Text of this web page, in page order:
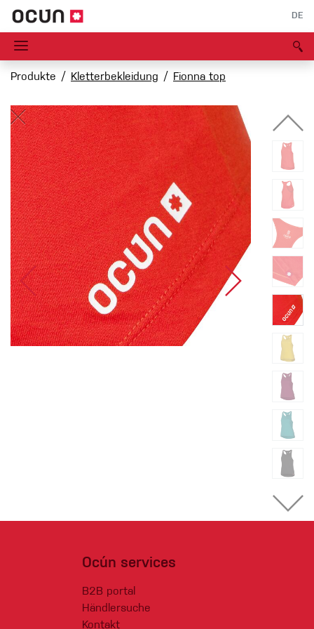
DE
Produkte Kletterbekleidung Fionna top
Ocún services
B2B portal
Händlersuche
Kontakt